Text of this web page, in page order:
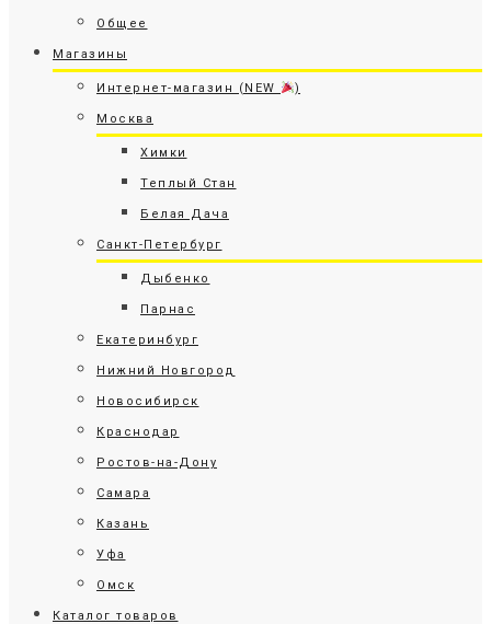
Общее
Магазины
Интернет-магазин (NEW )
Москва
Химки
Теплый Стан
Белая Дача
Санкт-Петербург
Дыбенко
Парнас
Екатеринбург
Нижний Новгород
Новосибирск
Краснодар
Ростов-на-Дону
Самара
Казань
Уфа
Омск
Каталог товаров